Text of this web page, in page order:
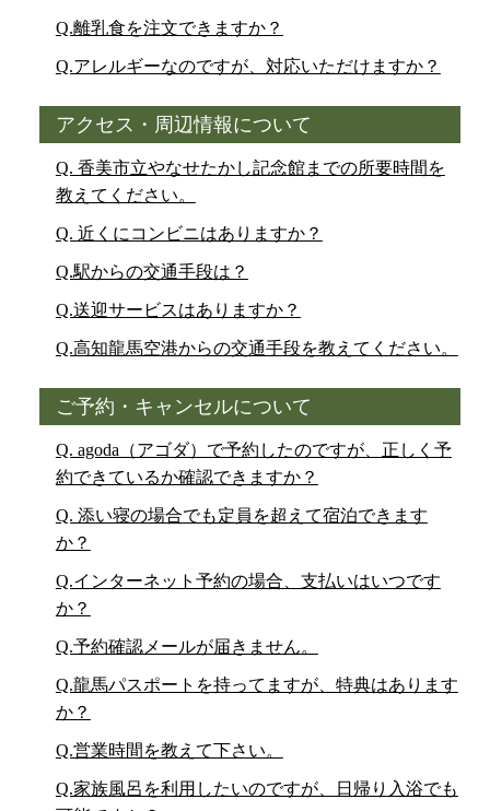
Q.離乳食を注文できますか？
Q.アレルギーなのですが、対応いただけますか？
アクセス・周辺情報について
Q. 香美市立やなせたかし記念館までの所要時間を
教えてください。
Q. 近くにコンビニはありますか？
Q.駅からの交通手段は？
Q.送迎サービスはありますか？
Q.高知龍馬空港からの交通手段を教えてください。
ご予約・キャンセルについて
Q. agoda（アゴダ）で予約したのですが、正しく予
約できているか確認できますか？
Q. 添い寝の場合でも定員を超えて宿泊できます
か？
Q.インターネット予約の場合、支払いはいつです
か？
Q.予約確認メールが届きません。
Q.龍馬パスポートを持ってますが、特典はあります
か？
Q.営業時間を教えて下さい。
Q.家族風呂を利用したいのですが、日帰り入浴でも